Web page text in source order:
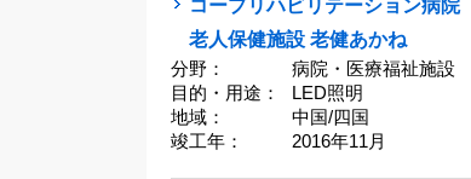
コープリハビリテーション病院
老人保健施設 老健あかね
分野：
病院・医療福祉施設
目的・用途：
LED照明
地域：
中国/四国
竣工年：
2016年11月